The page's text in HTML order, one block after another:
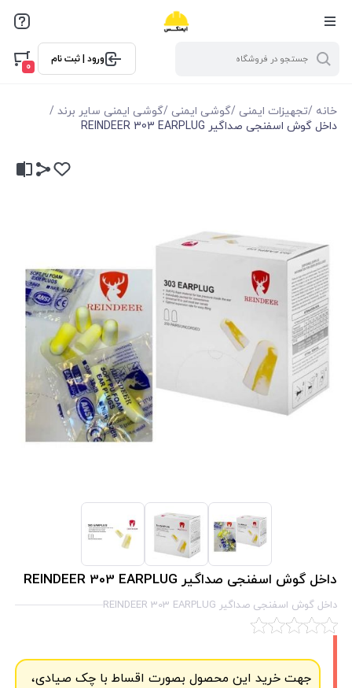
ورود | ثبت نام
0
خانه /تجهیزات ایمنی /گوشی ایمنی/گوشی ایمنی سایر برند /
داخل گوش اسفنجی صداگیر REINDEER 303 EARPLUG
داخل گوش اسفنجی صداگیر REINDEER 303 EARPLUG
داخل گوش اسفنجی صداگیر REINDEER 303 EARPLUG
جهت خرید این محصول بصورت اقساط با چک صیادی،